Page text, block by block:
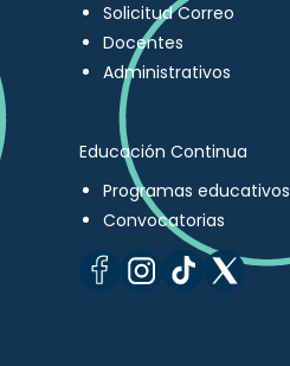
Solicitud Correo
Docentes
Administrativos
Educación Continua
Programas educativos
Convocatorias